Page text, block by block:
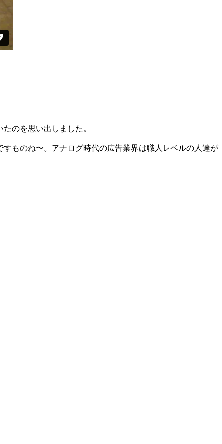
のを思い出しました。
ものね〜。アナログ時代の広告業界は職人レベルの人達が